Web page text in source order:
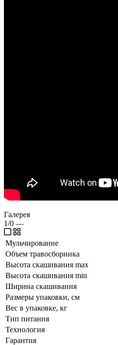
Галерея
1/0 —
Мульчирование
Объем травосборника
Высота скашивания max
Высота скашивания min
Ширина скашивания
Размеры упаковки, см
Вес в упаковке, кг
Тип питания
Технология
Гарантия